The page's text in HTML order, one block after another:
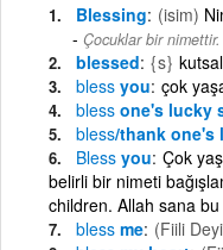
Blessing (isim)
Çocuklar bir nimettir.
blessed {s} kutsal
bless you çok
bless one's lucky
bless/thank one's
Bless you Çok
belirli bir nimeti
children. Allah sana bu
bless me (Fiili